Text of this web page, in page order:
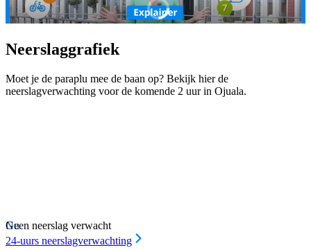
Neerslaggrafiek
Moet je de paraplu mee de baan op? Bekijk hier de
neerslagverwachting voor de komende 2 uur in Ojuala.
Nu
Geen neerslag verwacht
24-uurs neerslagverwachting